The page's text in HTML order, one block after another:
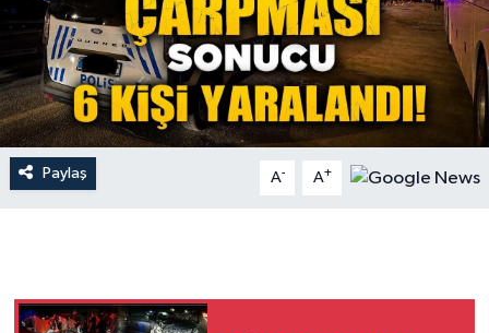
Paylaş A- A+
Kültür Sanat
Magazin
Otomobil
Politika